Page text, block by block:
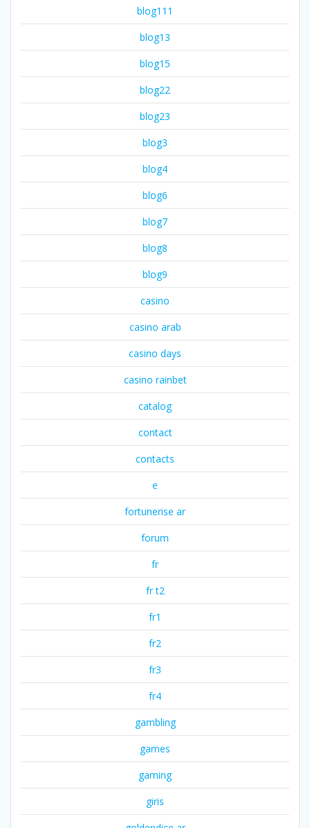
blog111
blog13
blog15
blog22
blog23
blog3
blog4
blog6
blog7
blog8
blog9
casino
casino arab
casino days
casino rainbet
catalog
contact
contacts
e
fortunerise ar
forum
fr
fr t2
fr1
fr2
fr3
fr4
gambling
games
gaming
giris